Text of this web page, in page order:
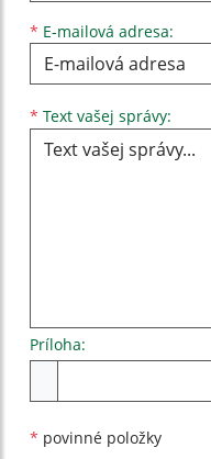
* E-mailová adresa:
* Text vašej správy:
Príloha:
* povinné položky